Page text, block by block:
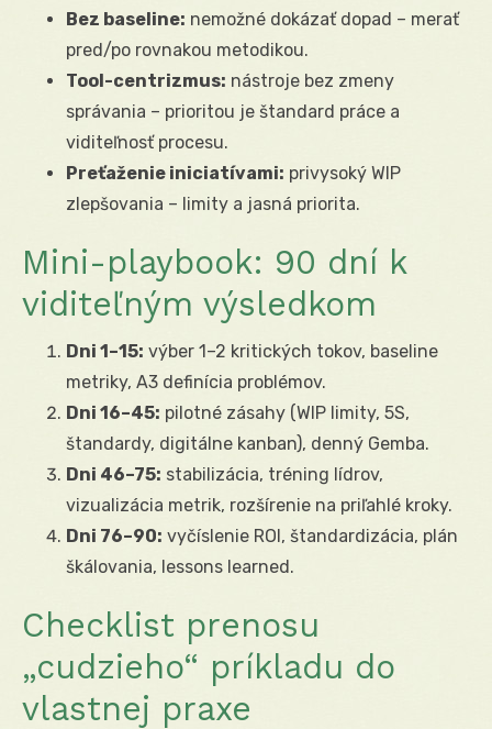
Bez baseline: nemožné dokázať dopad – merať
pred/po rovnakou metodikou.
Tool-centrizmus: nástroje bez zmeny
správania – prioritou je štandard práce a
viditeľnosť procesu.
Preťaženie iniciatívami: privysoký WIP
zlepšovania – limity a jasná priorita.
Mini-playbook: 90 dní k
viditeľným výsledkom
Dni 1–15: výber 1–2 kritických tokov, baseline
metriky, A3 definícia problémov.
Dni 16–45: pilotné zásahy (WIP limity, 5S,
štandardy, digitálne kanban), denný Gemba.
Dni 46–75: stabilizácia, tréning lídrov,
vizualizácia metrik, rozšírenie na priľahlé kroky.
Dni 76–90: vyčíslenie ROI, štandardizácia, plán
škálovania, lessons learned.
Checklist prenosu
„cudzieho“ príkladu do
vlastnej praxe